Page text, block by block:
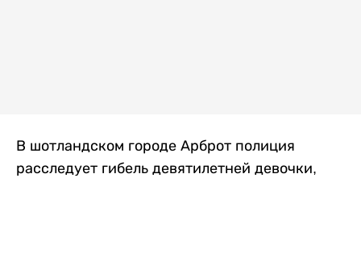
В шотландском городе Арброт полиция
расследует гибель девятилетней девочки,